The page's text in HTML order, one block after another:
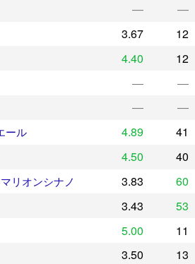
― ―
3.67 12
4.40 12
― ―
― ―
ール 4.89 41
4.50 40
リオンシナノ 3.83 60
3.43 53
5.00 11
3.50 13